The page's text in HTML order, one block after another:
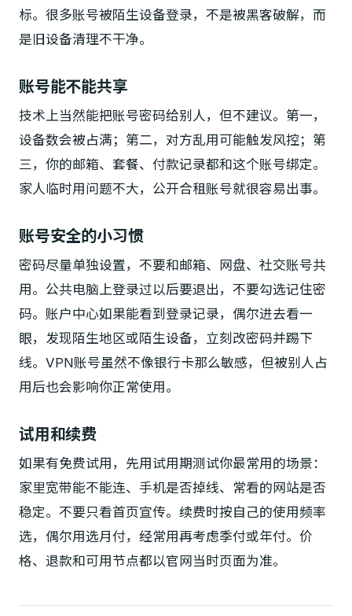
标。很多账号被陌生设备登录，不是被黑客破解，而
是旧设备清理不干净。
账号能不能共享
技术上当然能把账号密码给别人，但不建议。第一，
设备数会被占满；第二，对方乱用可能触发风控；第
三，你的邮箱、套餐、付款记录都和这个账号绑定。
家人临时用问题不大，公开合租账号就很容易出事。
账号安全的小习惯
密码尽量单独设置，不要和邮箱、网盘、社交账号共
用。公共电脑上登录过以后要退出，不要勾选记住密
码。账户中心如果能看到登录记录，偶尔进去看一
眼，发现陌生地区或陌生设备，立刻改密码并踢下
线。VPN账号虽然不像银行卡那么敏感，但被别人占
用后也会影响你正常使用。
试用和续费
如果有免费试用，先用试用期测试你最常用的场景：
家里宽带能不能连、手机是否掉线、常看的网站是否
稳定。不要只看首页宣传。续费时按自己的使用频率
选，偶尔用选月付，经常用再考虑季付或年付。价
格、退款和可用节点都以官网当时页面为准。